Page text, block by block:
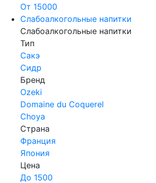
От 15000
Слабоалкогольные напитки
Слабоалкогольные напитки
Тип
Сакэ
Сидр
Бренд
Ozeki
Domaine du Coquerel
Choya
Страна
Франция
Япония
Цена
До 1500